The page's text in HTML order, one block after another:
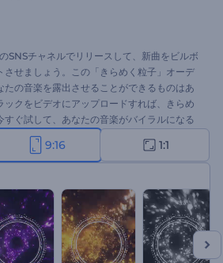
チャネルでリリースして、新曲をビルボ
させましょう。この「きらめく粒子」オーデ
たの音楽を露出させることができるものはあ
ックをビデオにアップロードすれば、きらめ
すぐ試して、あなたの音楽がバイラルになる
9:16 1:1